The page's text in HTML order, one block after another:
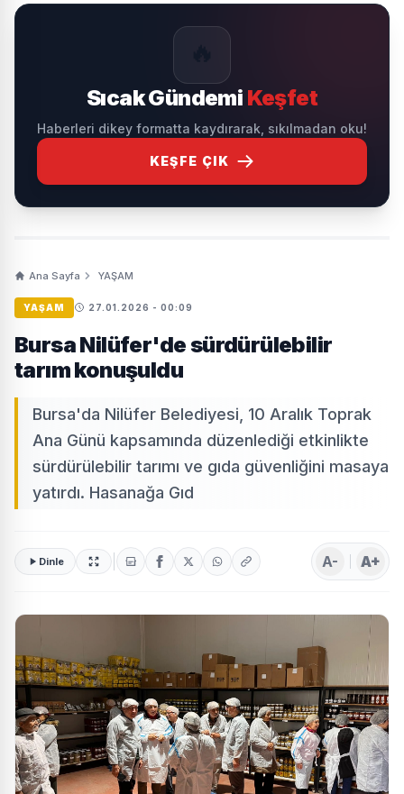
Sıcak Gündemi Keşfet
Haberleri dikey formatta kaydırarak, sıkılmadan oku!
KEŞFE ÇIK
Ana Sayfa YAŞAM
YAŞAM 27.01.2026 - 00:09
Bursa Nilüfer'de sürdürülebilir
tarım konuşuldu
Bursa'da Nilüfer Belediyesi, 10 Aralık Toprak
Ana Günü kapsamında düzenlediği etkinlikte
sürdürülebilir tarımı ve gıda güvenliğini masaya
yatırdı. Hasanağa Gıd
Dinle A- A+